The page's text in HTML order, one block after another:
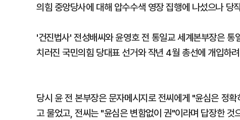
의힘 중앙당사에 대해 압수수색 영장 집행에 나섰으나 당
'건진법사' 전성배씨와 윤영호 전 통일교 세계본부장은
치러진 국민의힘 당대표 선거와 작년 4월 총선에 개입하
당시 윤 전 본부장은 문자메시지로 전씨에게 "윤심은 정
고 물었고, 전씨는 "윤심은 변함없이 권"이라며 답장한 것